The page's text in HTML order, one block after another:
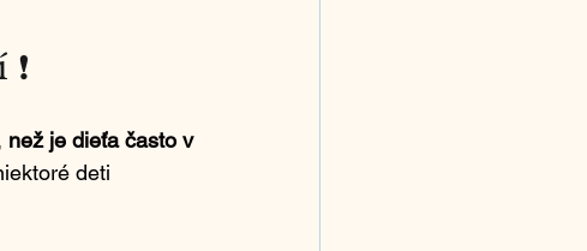
než je dieťa často v
deti